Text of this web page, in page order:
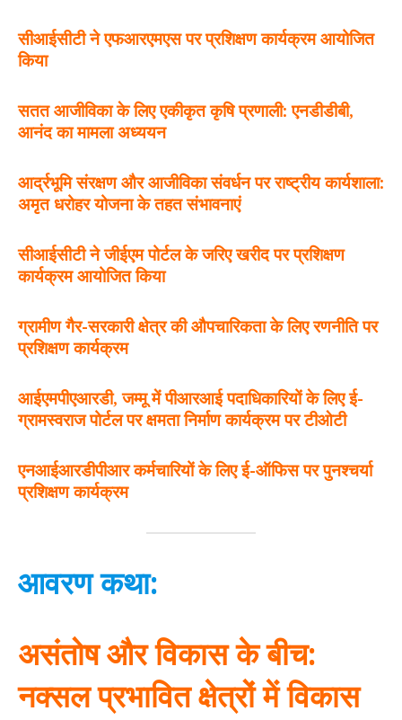
सीआईसीटी ने एफआरएमएस पर प्रशिक्षण कार्यक्रम आयोजित
किया
सतत आजीविका के लिए एकीकृत कृषि प्रणाली: एनडीडीबी,
आनंद का मामला अध्ययन
आर्द्रभूमि संरक्षण और आजीविका संवर्धन पर राष्ट्रीय कार्यशाला:
अमृत धरोहर योजना के तहत संभावनाएं
सीआईसीटी ने जीईएम पोर्टल के जरिए खरीद पर प्रशिक्षण
कार्यक्रम आयोजित किया
ग्रामीण गैर-सरकारी क्षेत्र की औपचारिकता के लिए रणनीति पर
प्रशिक्षण कार्यक्रम
आईएमपीएआरडी, जम्मू में पीआरआई पदाधिकारियों के लिए ई-
ग्रामस्वराज पोर्टल पर क्षमता निर्माण कार्यक्रम पर टीओटी
एनआईआरडीपीआर कर्मचारियों के लिए ई-ऑफिस पर पुनश्चर्या
प्रशिक्षण कार्यक्रम
आवरण कथा:
असंतोष और विकास के बीच:
नक्सल प्रभावित क्षेत्रों में विकास